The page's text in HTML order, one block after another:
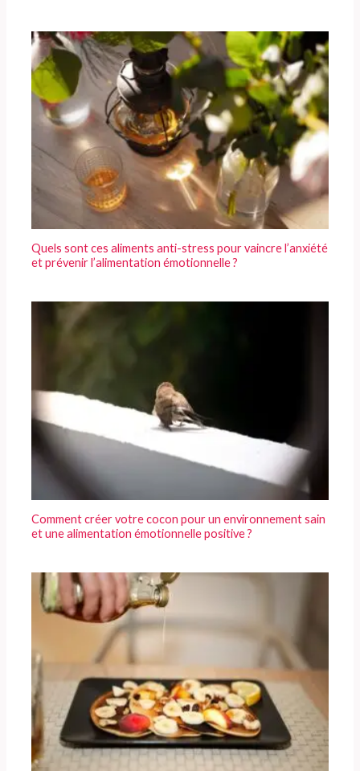
Quels sont ces aliments anti-stress pour vaincre l’anxiété
et prévenir l’alimentation émotionnelle ?
Comment créer votre cocon pour un environnement sain
et une alimentation émotionnelle positive ?